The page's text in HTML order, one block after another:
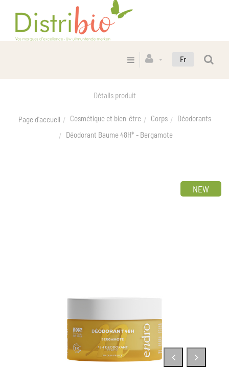
Fr
Détails produit
Page d'accueil Cosmétique et bien-être Corps
Déodorants
Déodorant Baume 48H* - Bergamote
NEW